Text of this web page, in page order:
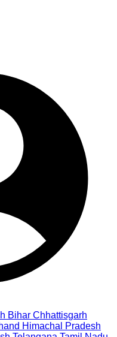
Bihar Chhattisgarh
Himachal Pradesh